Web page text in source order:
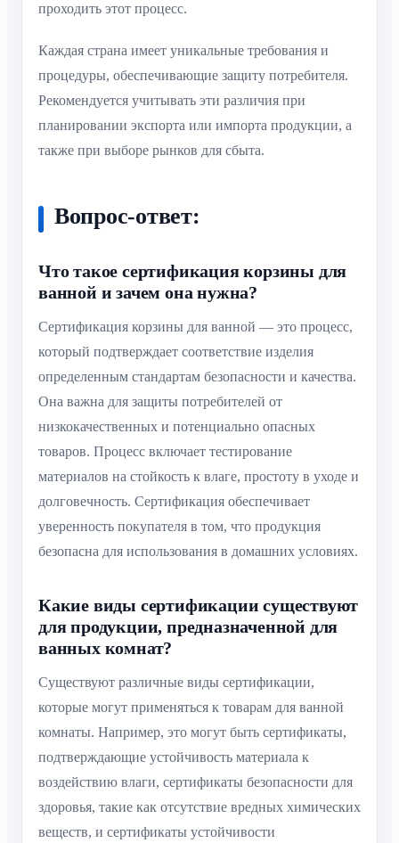
проходить этот процесс.
Каждая страна имеет уникальные требования и
процедуры, обеспечивающие защиту потребителя.
Рекомендуется учитывать эти различия при
планировании экспорта или импорта продукции, а
также при выборе рынков для сбыта.
Вопрос-ответ:
Что такое сертификация корзины для
ванной и зачем она нужна?
Сертификация корзины для ванной — это процесс,
который подтверждает соответствие изделия
определенным стандартам безопасности и качества.
Она важна для защиты потребителей от
низкокачественных и потенциально опасных
товаров. Процесс включает тестирование
материалов на стойкость к влаге, простоту в уходе и
долговечность. Сертификация обеспечивает
уверенность покупателя в том, что продукция
безопасна для использования в домашних условиях.
Какие виды сертификации существуют
для продукции, предназначенной для
ванных комнат?
Существуют различные виды сертификации,
которые могут применяться к товарам для ванной
комнаты. Например, это могут быть сертификаты,
подтверждающие устойчивость материала к
воздействию влаги, сертификаты безопасности для
здоровья, такие как отсутствие вредных химических
веществ, и сертификаты устойчивости